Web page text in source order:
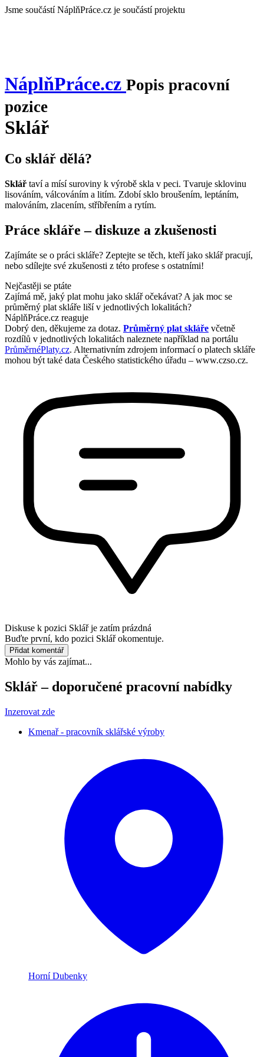
Jsme součástí NáplňPráce.cz je součástí projektu
NáplňPráce.cz Popis pracovní
pozice
Sklář
Co sklář dělá?
Sklář taví a mísí suroviny k výrobě skla v peci. Tvaruje sklovinu
lisováním, válcováním a litím. Zdobí sklo broušením, leptáním,
malováním, zlacením, stříbřením a rytím.
Práce skláře – diskuze a zkušenosti
Zajímáte se o práci skláře? Zeptejte se těch, kteří jako sklář pracují,
nebo sdílejte své zkušenosti z této profese s ostatními!
Nejčastěji se ptáte
Zajímá mě, jaký plat mohu jako sklář očekávat? A jak moc se
průměrný plat skláře liší v jednotlivých lokalitách?
NáplňPráce.cz reaguje
Dobrý den, děkujeme za dotaz. Průměrný plat skláře včetně
rozdílů v jednotlivých lokalitách naleznete například na portálu
PrůměrnéPlaty.cz. Alternativním zdrojem informací o platech skláře
mohou být také data Českého statistického úřadu – www.czso.cz.
Diskuse k pozici Sklářje zatím prázdná
Buďte první, kdo pozici Sklář okomentuje.
Přidat komentář
Mohlo by vás zajímat...
Sklář – doporučené pracovní nabídky
Inzerovat zde
Kmenař - pracovník sklářské výroby
Horní Dubenky